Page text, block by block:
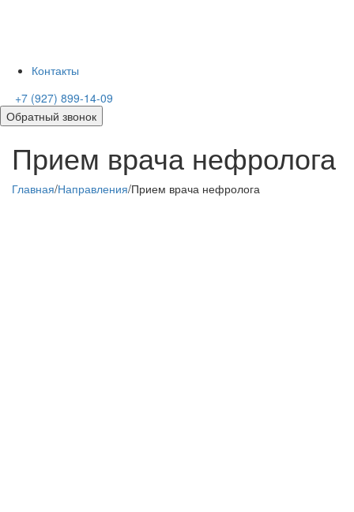
Контакты
+7 (927) 899-14-09
Обратный звонок
Прием врача нефролога
Главная/Направления/Прием врача нефролога